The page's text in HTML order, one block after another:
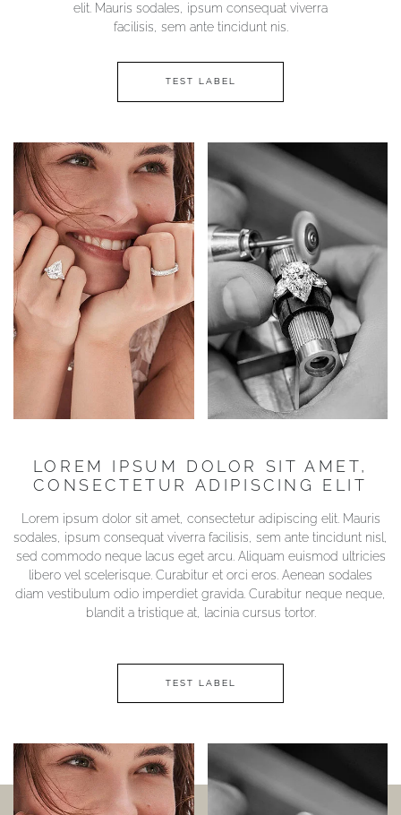
elit. Mauris sodales, ipsum consequat viverra
facilisis, sem ante tincidunt nis.
TEST LABEL
LOREM IPSUM DOLOR SIT AMET,
CONSECTETUR ADIPISCING ELIT
Lorem ipsum dolor sit amet, consectetur adipiscing elit. Mauris
sodales, ipsum consequat viverra facilisis, sem ante tincidunt nisl,
sed commodo neque lacus eget arcu. Aliquam euismod ultricies
libero vel scelerisque. Curabitur et orci eros. Aenean sodales
diam vestibulum odio imperdiet gravida. Curabitur neque neque,
blandit a tristique at, lacinia cursus tortor.
TEST LABEL